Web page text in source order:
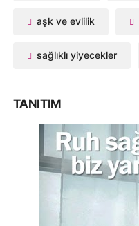
aşk ve evlilik
sağlıklı yiyecekler
TANITIM